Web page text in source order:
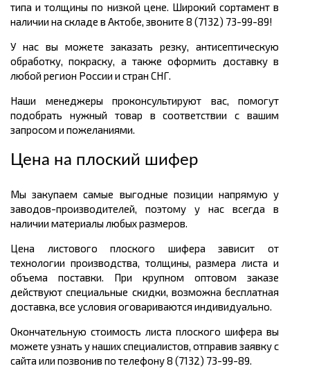
типа и толщины по низкой цене. Широкий сортамент в
наличии на складе в Актобе, звоните 8 (7132) 73-99-89!
У нас вы можете заказать резку, антисептическую
обработку, покраску, а также оформить доставку в
любой регион России и стран СНГ.
Наши менеджеры проконсультируют вас, помогут
подобрать нужный товар в соответствии с вашим
запросом и пожеланиями.
Цена на плоский шифер
Мы закупаем самые выгодные позиции напрямую у
заводов-производителей, поэтому у нас всегда в
наличии материалы любых размеров.
Цена листового плоского шифера зависит от
технологии производства, толщины, размера листа и
объема поставки. При крупном оптовом заказе
действуют специальные скидки, возможна бесплатная
доставка, все условия оговариваются индивидуально.
Окончательную стоимость листа плоского шифера вы
можете узнать у наших специалистов, отправив заявку с
сайта или позвонив по телефону 8 (7132) 73-99-89.